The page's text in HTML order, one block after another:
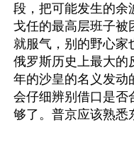
段，把可能发生的余
戈任的最高层班子被
就服气，别的野心家
俄罗斯历史上最大的
年的沙皇的名义发动
会仔细辨别借口是否
够了。普京应该熟悉